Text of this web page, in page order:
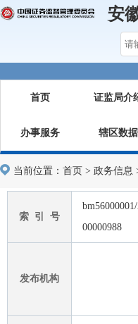
安
首页 证监局介
办事服务 辖区数据
当前位置： 首页 > 政务信息
索 引 号
00000988
发布机构